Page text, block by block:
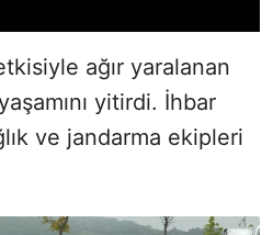
ağır yaralanan
yitirdi. İhbar
ve jandarma ekipleri